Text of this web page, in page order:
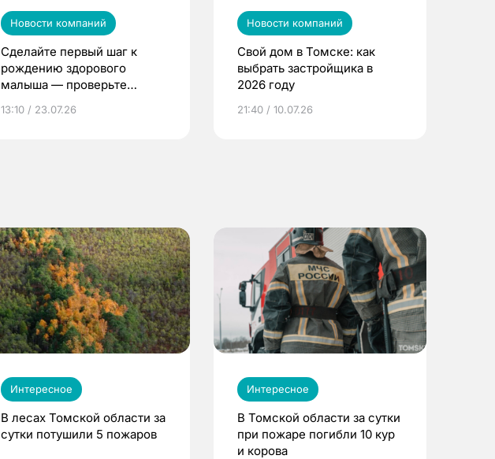
Новости компаний
Сделайте первый шаг к
рождению здорового
малыша — проверьте
по ОМС!
13:10 / 23.07.26
Новости компаний
Свой дом в Томске: как
выбрать застройщика в
2026 году
21:40 / 10.07.26
Интересное
В лесах Томской области за
сутки потушили 5 пожаров
Интересное
В Томской области за сутки
при пожаре погибли 10 кур
и корова